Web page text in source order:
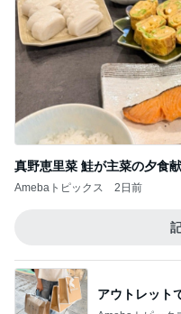
真野恵里菜 鮭が主菜の夕食
Amebaトピックス 2日前
アウトレット